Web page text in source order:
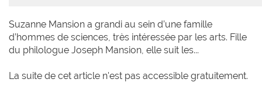
Suzanne Mansion a grandi au sein d’une famille
d’hommes de sciences, très intéressée par les arts. Fille
du philologue Joseph Mansion, elle suit les...
La suite de cet article n'est pas accessible gratuitement.